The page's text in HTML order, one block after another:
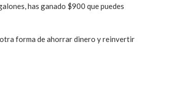
has ganado $900 que puedes
forma de ahorrar dinero y reinvertir